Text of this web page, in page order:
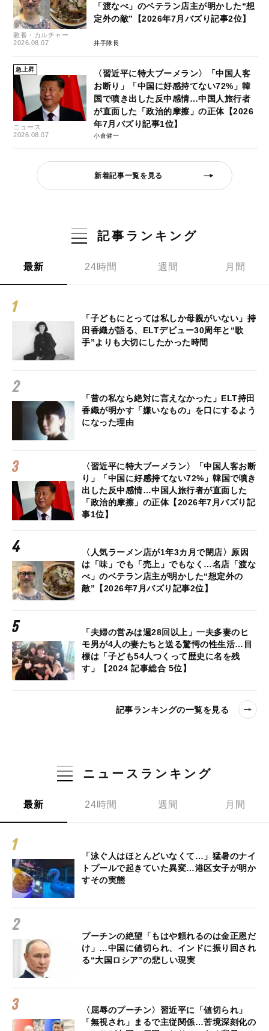
教養・カルチャー
2026.08.07
「渡なべ」のベテラン店主が明かした“想
定外の敵”【2026年7月バズり記事2位】
井手隊長
急上昇
ニュース
2026.08.07
〈習近平に特大ブーメラン〉「中国人客
お断り」「中国に好感持てない72%」韓
国で噴き出した反中感情…中国人旅行者
が直面した「政治的摩擦」の正体【2026
年7月バズり記事1位】
小倉健一
新着記事一覧を見る
記事ランキング
最新 24時間 週間 月間
「子どもにとっては私しか母親がいない」持
田香織が語る、ELTデビュー30周年と“歌
手”よりも大切にしたかった時間
「昔の私なら絶対に言えなかった」ELT持田
香織が明かす「嫌いなもの」を口にするよう
になった理由
〈習近平に特大ブーメラン〉「中国人客お断
り」「中国に好感持てない72%」韓国で噴き
出した反中感情…中国人旅行者が直面した
「政治的摩擦」の正体【2026年7月バズり記
事1位】
〈人気ラーメン店が1年3カ月で閉店〉原因
は「味」でも「売上」でもなく…名店「渡な
べ」のベテラン店主が明かした“想定外の
敵”【2026年7月バズり記事2位】
「夫婦の営みは週28回以上」一夫多妻のヒ
モ男が4人の妻たちと送る驚愕の性生活…目
標は「子ども54人つくって歴史に名を残
す」【2024 記事総合 5位】
記事ランキングの一覧を見る
ニュースランキング
最新 24時間 週間 月間
「泳ぐ人はほとんどいなくて…」猛暑のナイ
トプールで起きていた異変…港区女子が明か
すその実態
プーチンの絶望「もはや頼れるのは金正恩だ
け」…中国に値切られ、インドに振り回され
る“大国ロシア”の悲しい現実
〈屈辱のプーチン〉習近平に「値切られ」
「無視され」まるで主従関係…苦境深刻化の